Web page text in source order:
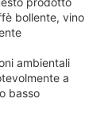
bollente, vino
ambientali
a
basso